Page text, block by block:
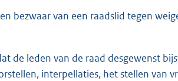
bezwaar van een raadslid tegen
de leden van de raad desgewenst
interpellaties, het stellen van